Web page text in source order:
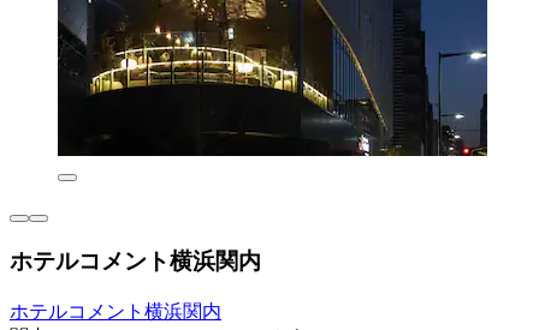
ホテルコメント横浜関内
ホテルコメント横浜関内